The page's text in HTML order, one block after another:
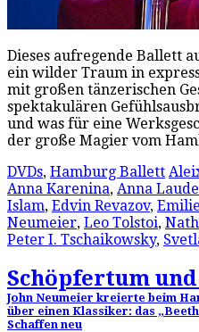
Dieses aufregende Ballett
ein wilder Traum in
mit großen tänzerischen
spektakulären
und was für eine
der große Magier vom
DVDs, Hamburg Ballett
Anna Karenina, Anna
Islam, Edvin Revazov,
Neumeier, Leo Tolstoi,
Peter I. Tschaikowsky,
Schöpfertum
John Neumeier kreierte beim
über einen Klassiker: das
Schaffen neu